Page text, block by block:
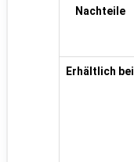
Nachteile
Erhältlich bei